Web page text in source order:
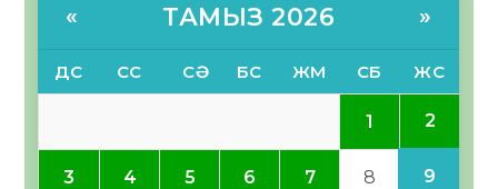
« ТАМЫЗ 2026 »
ДС СС СӘ БС ЖМ СБ ЖС
1 2
3 4 5 6 7 8 9